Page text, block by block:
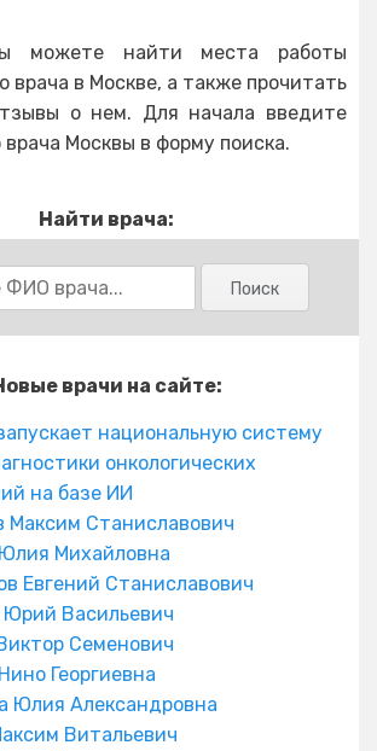
можете найти места работы
врача в Москве, а также прочитать
о нем. Для начала введите
Москвы в форму поиска.
Найти врача:
врачи на сайте:
национальную систему
онкологических
на базе ИИ
Максим Станиславович
Михайловна
Евгений Станиславович
Васильевич
Семенович
Георгиевна
Юлия Александровна
Витальевич